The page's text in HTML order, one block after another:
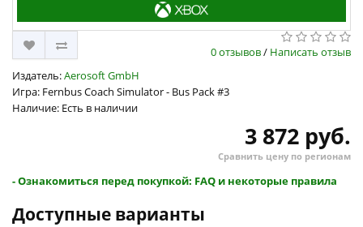
0 отзывов/ Написать отзыв
Издатель:Aerosoft GmbH
Игра: Fernbus Coach Simulator - Bus Pack #3
Наличие: Есть в наличии
3 872 руб.
Сравнить цену по регионам
- Ознакомиться перед покупкой: FAQ и некоторые правила
Доступные варианты